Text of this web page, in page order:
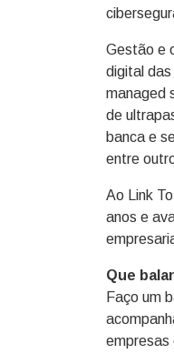
Gestão e
digital
managed
de
banca e
entre
Ao Link
anos e
Que
Faço um
empresas